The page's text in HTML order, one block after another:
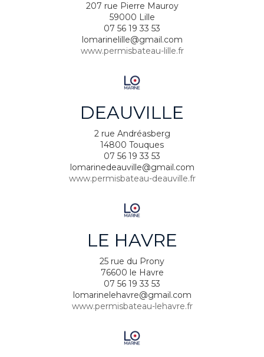
207 rue Pierre Mauroy
59000 Lille
07 56 19 33 53
lomarinelille@gmail.com
www.permisbateau-lille.fr
DEAUVILLE
2 rue Andréasberg
14800 Touques
07 56 19 33 53
lomarinedeauville@gmail.com
www.permisbateau-deauville.fr
LE HAVRE
25 rue du Prony
76600 le Havre
07 56 19 33 53
lomarinelehavre@gmail.com
www.permisbateau-lehavre.fr